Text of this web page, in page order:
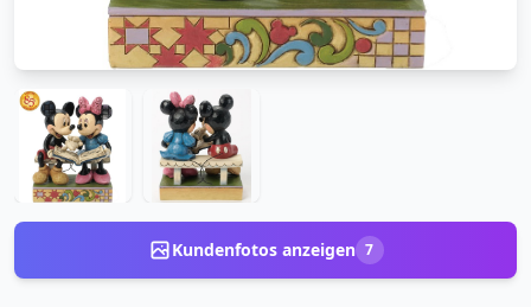
Kundenfotos anzeigen 7